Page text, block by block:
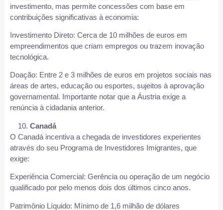
investimento, mas permite concessões com base em
contribuições significativas à economia:
Investimento Direto: Cerca de 10 milhões de euros em
empreendimentos que criam empregos ou trazem inovação
tecnológica.
Doação: Entre 2 e 3 milhões de euros em projetos sociais nas
áreas de artes, educação ou esportes, sujeitos à aprovação
governamental. Importante notar que a Áustria exige a
renúncia à cidadania anterior.
Canadá
O Canadá incentiva a chegada de investidores experientes
através do seu Programa de Investidores Imigrantes, que
exige:
Experiência Comercial: Gerência ou operação de um negócio
qualificado por pelo menos dois dos últimos cinco anos.
Patrimônio Líquido: Mínimo de 1,6 milhão de dólares